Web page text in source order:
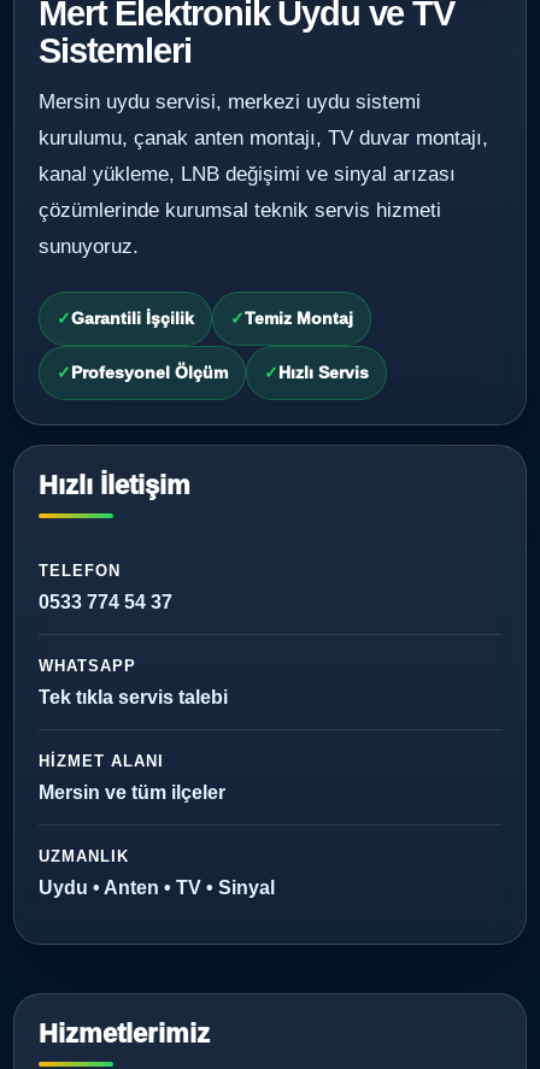
Mert Elektronik Uydu ve TV
Sistemleri
Mersin uydu servisi, merkezi uydu sistemi
kurulumu, çanak anten montajı, TV duvar montajı,
kanal yükleme, LNB değişimi ve sinyal arızası
çözümlerinde kurumsal teknik servis hizmeti
sunuyoruz.
Garantili İşçilik Temiz Montaj
Profesyonel Ölçüm Hızlı Servis
Hızlı İletişim
TELEFON
0533 774 54 37
WHATSAPP
Tek tıkla servis talebi
HIZMET ALANI
Mersin ve tüm ilçeler
UZMANLIK
Uydu • Anten • TV • Sinyal
Hizmetlerimiz